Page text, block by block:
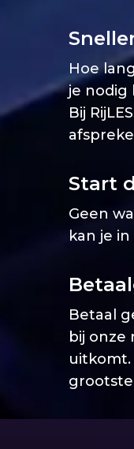
Hoe
je nodig
Bij
Start
Geen
kan je
Betaal
bij onze
uitkomt.